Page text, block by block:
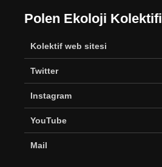
Polen Ekoloji Kolektifi
Kolektif web sitesi
Twitter
Instagram
YouTube
Mail